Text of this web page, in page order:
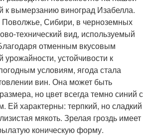
к вымерзанию виноград Изабелла.
Сибири, в черноземных
технический вид, используемый
отменным вкусовым
урожайности, устойчивости к
условиям, ягода стала
вин. Она может быть
но цвет всегда темно синий с
Ей характерны: терпкий, но сладкий
мякоть. Зрелая гроздь имеет
коническую форму.